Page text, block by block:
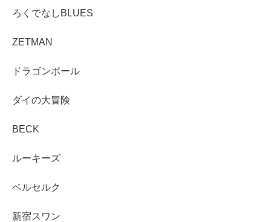
ろくでなしBLUES
ZETMAN
ドラゴンボール
ダイの大冒険
BECK
ルーキーズ
ベルセルク
新宿スワン